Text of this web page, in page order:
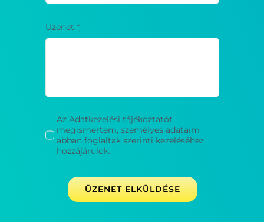
Üzenet*
Az Adatkezelési tájékoztatót
megismertem, személyes adataim
abban foglaltak szerinti kezeléséhez
hozzájárulok.
ÜZENET ELKÜLDÉSE